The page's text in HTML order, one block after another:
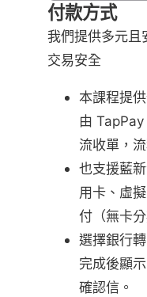
付款方式
我們提供多元且
交易安全
本課程提
由
流收單，
也支援藍
用卡、虛
付（無卡
選擇銀行
完成後顯
確認信。